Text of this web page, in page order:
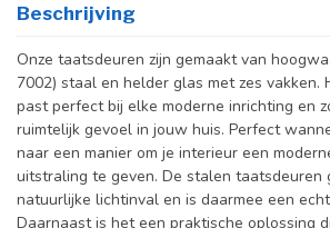
Beschrijving
Onze taatsdeuren zijn gemaakt van
7002) staal en helder glas met zes vakken.
past perfect bij elke moderne inrichting en
ruimtelijk gevoel in jouw huis. Perfect
naar een manier om je interieur een
uitstraling te geven. De stalen taatsdeuren
natuurlijke lichtinval en is daarmee een
Daarnaast is het een praktische oplossing